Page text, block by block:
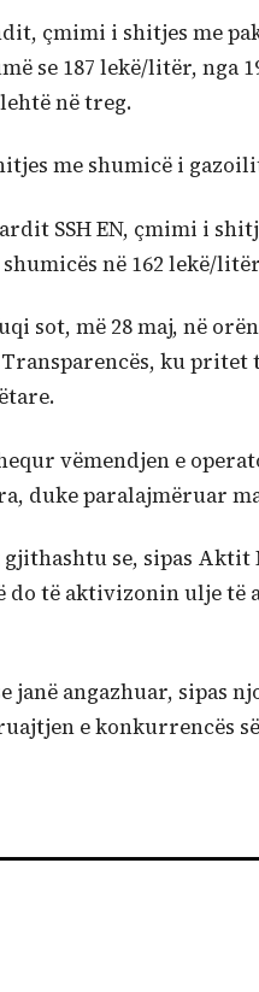
çmimi i shitjes me
se 187 lekë/litër, nga
në treg.
me shumicë i
SSH EN, çmimi i
në 162 lekë/
sot, më 28 maj, në
ku
vëmendjen e
duke paralajmëruar
se, sipas
do të aktivizonin ulje të
janë angazhuar, sipas
e konkurrencës